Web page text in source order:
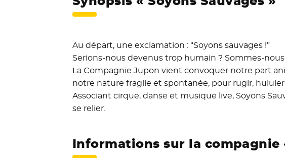
Au départ, une exclamation : “Soyons sauvages !”
Serions-nous devenus trop humain ? Sommes-
La Compagnie Jupon vient convoquer notre part
notre nature fragile et spontanée, pour rugir,
Associant cirque, danse et musique live, Soyons
se relier.
Informations sur la compagnie